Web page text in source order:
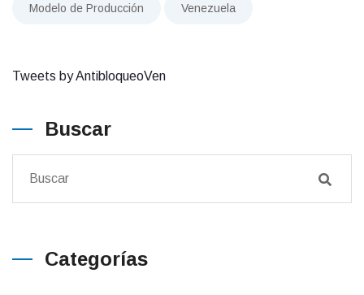
Modelo de Producción Venezuela
Tweets by AntibloqueoVen
Buscar
Categorías